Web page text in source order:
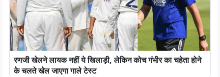
रणजी खेलने लायक नहीं ये खिलाड़ी, लेकिन कोच गंभीर का चहेता होने
के चलते खेल जाएगा गाले टेस्ट